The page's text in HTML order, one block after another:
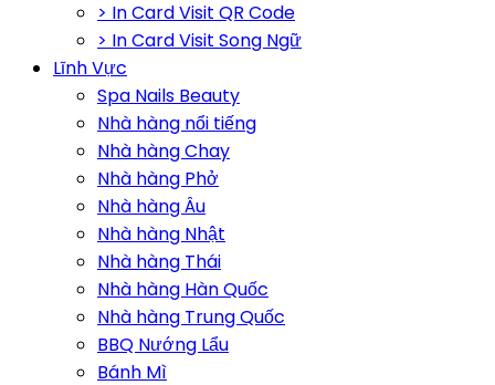
> In Card Visit QR Code
> In Card Visit Song Ngữ
Lĩnh Vực
Spa Nails Beauty
Nhà hàng nổi tiếng
Nhà hàng Chay
Nhà hàng Phở
Nhà hàng Âu
Nhà hàng Nhật
Nhà hàng Thái
Nhà hàng Hàn Quốc
Nhà hàng Trung Quốc
BBQ Nướng Lẩu
Bánh Mì